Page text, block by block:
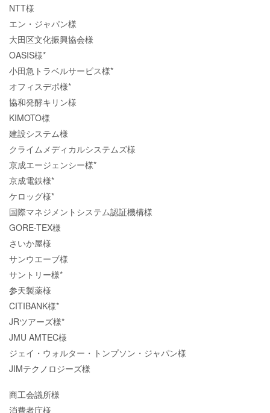
NTT様
エン・ジャパン様
大田区文化振興協会様
OASIS様*
小田急トラベルサービス様*
オフィスデポ様*
協和発酵キリン様
KIMOTO様
建設システム様
クライムメディカルシステムズ様
京成エージェンシー様*
京成電鉄様*
ケロッグ様*
国際マネジメントシステム認証機構様
GORE-TEX様
さいか屋様
サンウエーブ様
サントリー様*
参天製薬様
CITIBANK様*
JRツアーズ様*
JMU AMTEC様
ジェイ・ウォルター・トンプソン・ジャパン様
JIMテクノロジーズ様
商工会議所様
消費者庁様